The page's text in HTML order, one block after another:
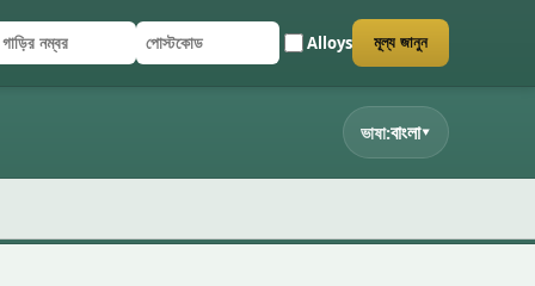
নম্বর Alloys
জমা দিন মূল্য জানুন
ভাষা:বাংলা▾